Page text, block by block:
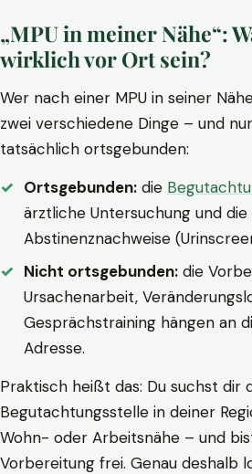
„MPU in meiner Nähe“:
wirklich vor Ort sein?
Wer nach einer MPU in seiner
zwei verschiedene Dinge – und
tatsächlich ortsgebunden:
Ortsgebunden: die
ärztliche Untersuchung und
Abstinenznachweise
Nicht ortsgebunden: die
Ursachenarbeit,
Gesprächstraining hängen an
Adresse.
Praktisch heißt das: Du suchst dir
Begutachtungsstelle in deiner
Wohn- oder Arbeitsnähe – und
Vorbereitung frei. Genau deshalb